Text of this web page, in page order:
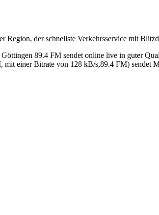
der schnellste Verkehrsservice mit
89.4 FM sendet online live in guter
einer Bitrate von 128 kB/s,89.4 FM) sendet